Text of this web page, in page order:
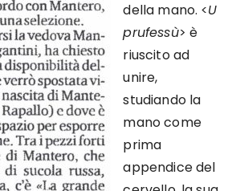
della mano. <U
prufessù> è
riuscito ad
unire,
studiando la
mano come
prima
appendice del